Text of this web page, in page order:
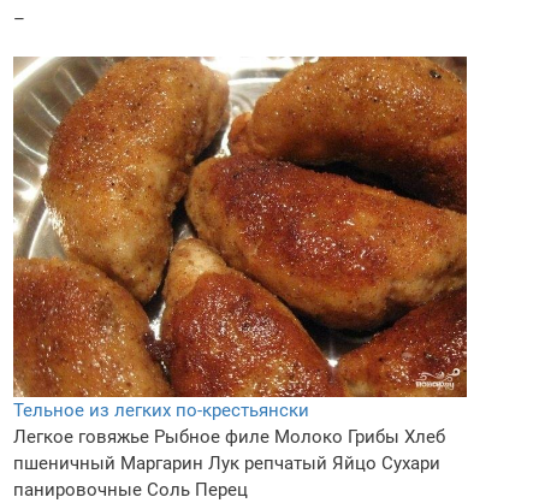
–
Тельное из легких по-крестьянски
Легкое говяжье Рыбное филе Молоко Грибы Хлеб
пшеничный Маргарин Лук репчатый Яйцо Сухари
панировочные Соль Перец